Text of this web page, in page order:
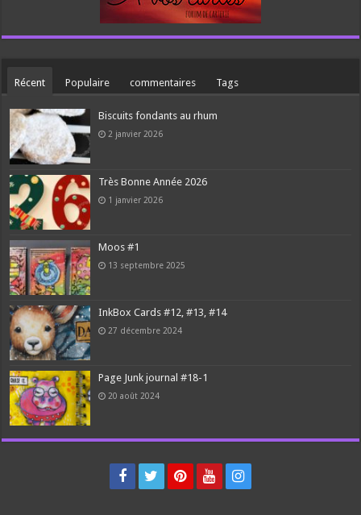
Récent Populaire commentaires Tags
Biscuits fondants au rhum
2 janvier 2026
Très Bonne Année 2026
1 janvier 2026
Moos #1
13 septembre 2025
InkBox Cards #12, #13, #14
27 décembre 2024
Page Junk journal #18-1
20 août 2024